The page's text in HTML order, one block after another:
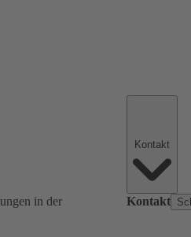
in der
Kontakt